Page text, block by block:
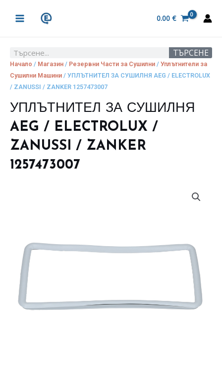
MENU
0.00 €
Search ТЪРСЕНЕ
Начало / Магазин / Резервни Части за Сушилни / Уплътнители за
Сушилни Машини / УПЛЪТНИТЕЛ ЗА СУШИЛНЯ AEG / ELECTROLUX
/ ZANUSSI / ZANKER 1257473007
УПЛЪТНИТЕЛ ЗА СУШИЛНЯ
AEG / ELECTROLUX /
ZANUSSI / ZANKER
1257473007